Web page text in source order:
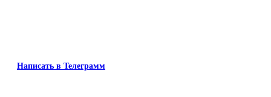
Написать в Телеграмм